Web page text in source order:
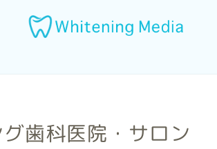
歯科医院・サロン